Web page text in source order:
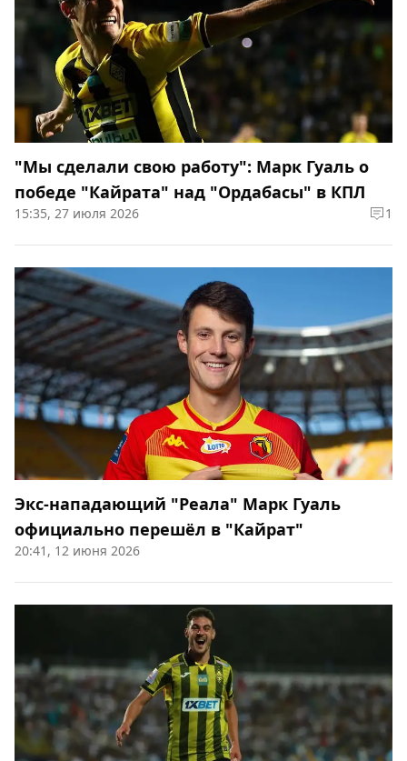
"Мы сделали свою работу": Марк Гуаль о
победе "Кайрата" над "Ордабасы" в КПЛ
15:35, 27 июля 2026 1
Экс-нападающий "Реала" Марк Гуаль
официально перешёл в "Кайрат"
20:41, 12 июня 2026